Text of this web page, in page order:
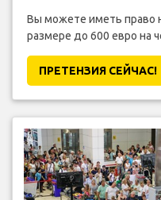
Вы можете иметь право
размере до 600 евро на
ПРЕТЕНЗИЯ CЕЙЧАС!